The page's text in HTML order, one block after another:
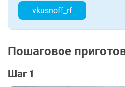
vkusnoff_rf
Пошаговое
Шаг 1